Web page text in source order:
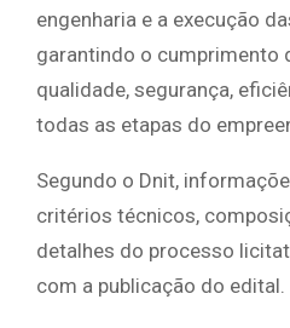
engenharia e a execução
garantindo o cumprimento
qualidade, segurança,
todas as etapas do
Segundo o Dnit,
critérios técnicos,
detalhes do processo
com a publicação do edital.